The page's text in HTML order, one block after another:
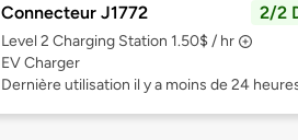
Connecteur J1772 2/2
Level 2 Charging Station 1.50$ / hr
EV Charger
Dernière utilisation il y a moins de 24